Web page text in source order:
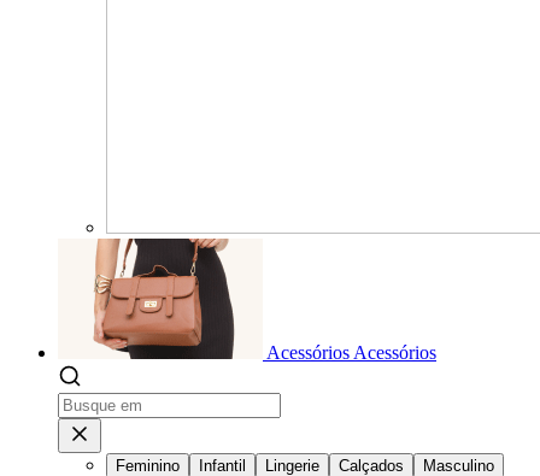
Acessórios Acessórios
Feminino Infantil Lingerie Calçados
Masculino